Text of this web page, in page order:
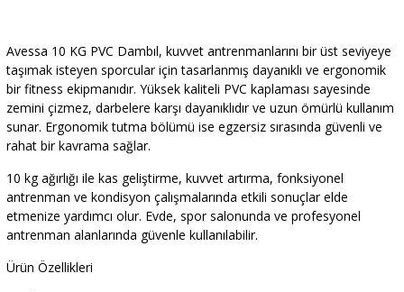
Avessa 10 KG PVC Dambıl, kuvvet antrenmanlarını bir üst seviyeye
taşımak isteyen sporcular için tasarlanmış dayanıklı ve ergonomik
bir fitness ekipmanıdır. Yüksek kaliteli PVC kaplaması sayesinde
zemini çizmez, darbelere karşı dayanıklıdır ve uzun ömürlü kullanım
sunar. Ergonomik tutma bölümü ise egzersiz sırasında güvenli ve
rahat bir kavrama sağlar.
10 kg ağırlığı ile kas geliştirme, kuvvet artırma, fonksiyonel
antrenman ve kondisyon çalışmalarında etkili sonuçlar elde
etmenize yardımcı olur. Evde, spor salonunda ve profesyonel
antrenman alanlarında güvenle kullanılabilir.
Ürün Özellikleri